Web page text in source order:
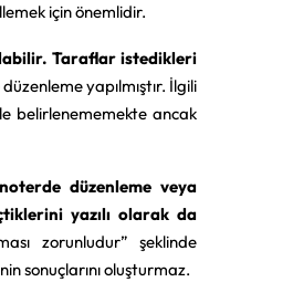
için önemlidir.
Taraflar istedikleri
yapılmıştır. İlgili
belirlenememekte ancak
düzenleme veya
yazılı olarak da
zorunludur” şeklinde
sonuçlarını oluşturmaz.